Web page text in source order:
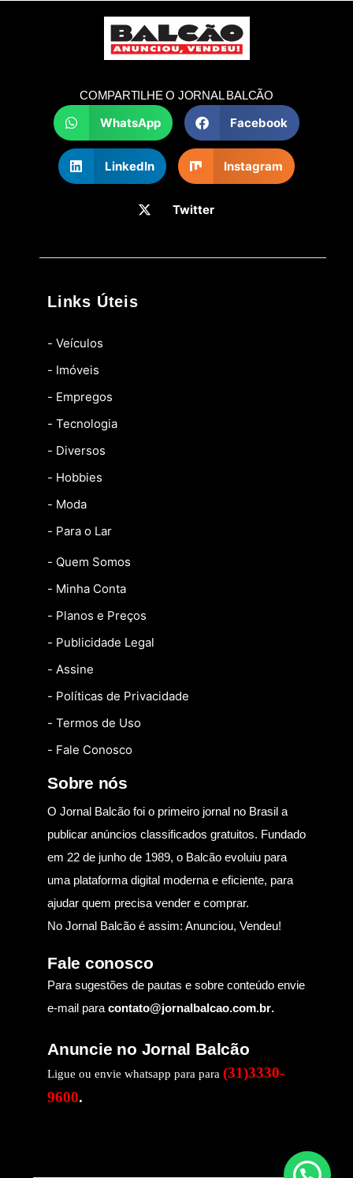
COMPARTILHE O JORNAL BALCÃO
WhatsApp Facebook
LinkedIn Instagram
Twitter
Links Úteis
- Veículos
- Imóveis
- Empregos
- Tecnologia
- Diversos
- Hobbies
- Moda
- Para o Lar
- Quem Somos
- Minha Conta
- Planos e Preços
- Publicidade Legal
- Assine
- Políticas de Privacidade
- Termos de Uso
- Fale Conosco
Sobre nós
O Jornal Balcão foi o primeiro jornal no Brasil a
publicar anúncios classificados gratuitos. Fundado
em 22 de junho de 1989, o Balcão evoluiu para
uma plataforma digital moderna e eficiente, para
ajudar quem precisa vender e comprar.
No Jornal Balcão é assim: Anunciou, Vendeu!
Fale conosco
Para sugestões de pautas e sobre conteúdo envie
e-mail para contato@jornalbalcao.com.br.
Anuncie no Jornal Balcão
Ligue ou envie whatsapp para para (31)3330-
9600.